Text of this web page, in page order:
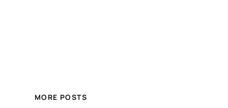
MORE POSTS